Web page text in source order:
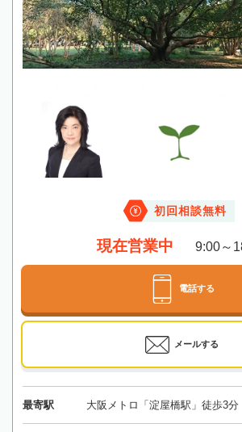
初回相談無料
現在営業中 9:00～
電話する
メールする
最寄駅 大阪メトロ「淀屋橋駅」徒歩3分